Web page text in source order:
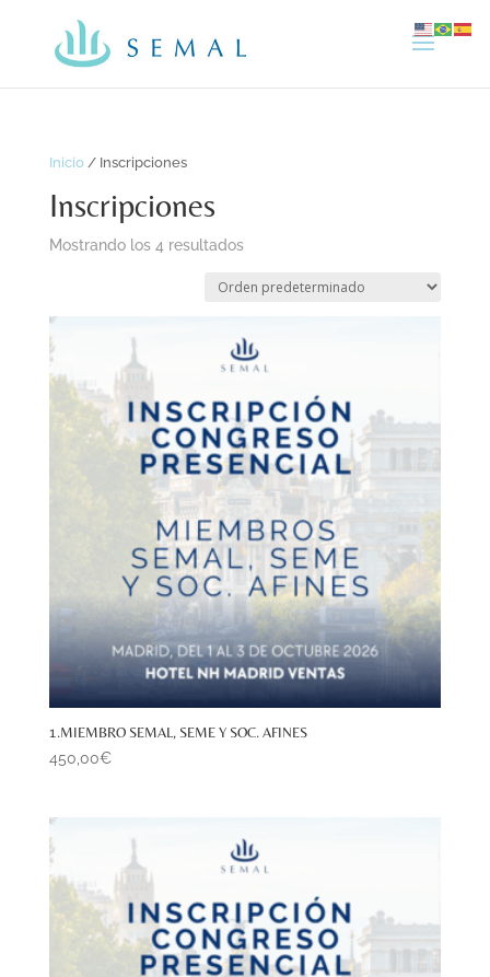
Inicio/ Inscripciones
Inscripciones
Mostrando los 4 resultados
1.MIEMBRO SEMAL, SEME Y SOC. AFINES
450,00€